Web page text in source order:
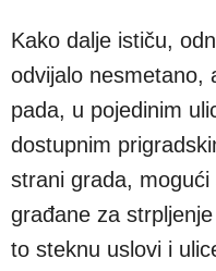
Kako dalje ističu,
odvijalo nesmetano,
pada, u pojedinim
dostupnim
strani grada,
građane za
to steknu uslovi i